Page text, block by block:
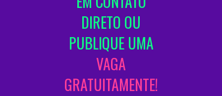
DIRETO OU
PUBLIQUE UMA
VAGA
GRATUITAMENTE!